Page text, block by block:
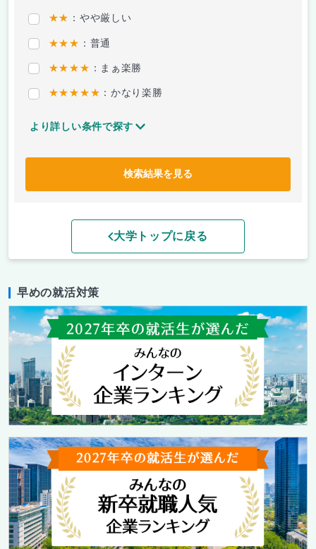
★★ ：やや厳しい
★★★ ：普通
★★★★ ：まぁ楽勝
★★★★★ ：かなり楽勝
より詳しい条件で探す
検索結果を見る
大学トップに戻る
早めの就活対策